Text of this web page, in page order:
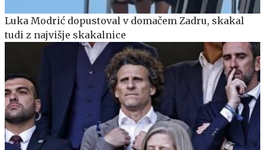
Luka Modrić dopustoval v domačem Zadru, skakal
tudi z najvišje skakalnice